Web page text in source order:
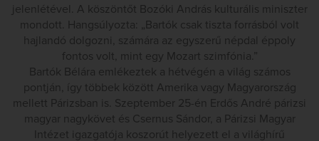
jelenlétével. A köszöntőt Bozóki András kulturális miniszter
mondott. Hangsúlyozta: „Bartók csak tiszta forrásból volt
hajlandó dolgozni, számára az egyszerű népdal éppoly
fontos volt, mint egy Mozart szimfónia.”
Bartók Bélára emlékeztek a hétvégén a világ számos
pontján, így többek között Amerika vagy Magyarország
mellett Párizsban is. Szeptember 25-én Erdős André párizsi
magyar nagykövet és Csernus Sándor, a Párizsi Magyar
Intézet igazgatója koszorút helyezett el a világhírű